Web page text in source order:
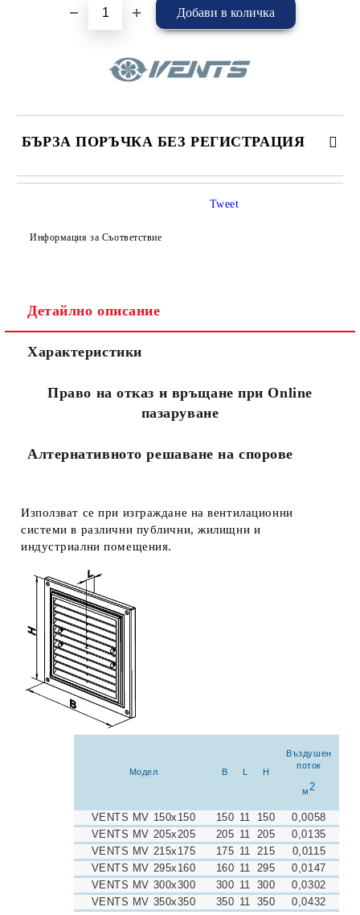
БЪРЗА ПОРЪЧКА БЕЗ РЕГИСТРАЦИЯ
САМО ПОПЪЛНЕТЕ 4 ПОЛЕТА
Съгласен съм сПолитиката за лични данни
Ние ще се свържем с вас в рамките на работния ден.
Информация за Съответствие
Tweet
Детайлно описание
Характеристики
Право на отказ и връщане при Online
пазаруване
Алтернативното решаване на спорове
Използват се при изграждане на вентилационни
системи в различни публични, жилищни и
индустриални помещения.
Модел B L H
Въздушен
поток
м2
VENTS MV 150x150 150 11 150
0,0058
VENTS MV 205x205
205 11 205
0,0135
VENTS MV 215x175
175 11 215
0,0115
VENTS MV 295x160
160 11 295
0,0147
VENTS MV 300x300
300 11 300
0,0302
VENTS MV 350x350
350 11 350 0,0432